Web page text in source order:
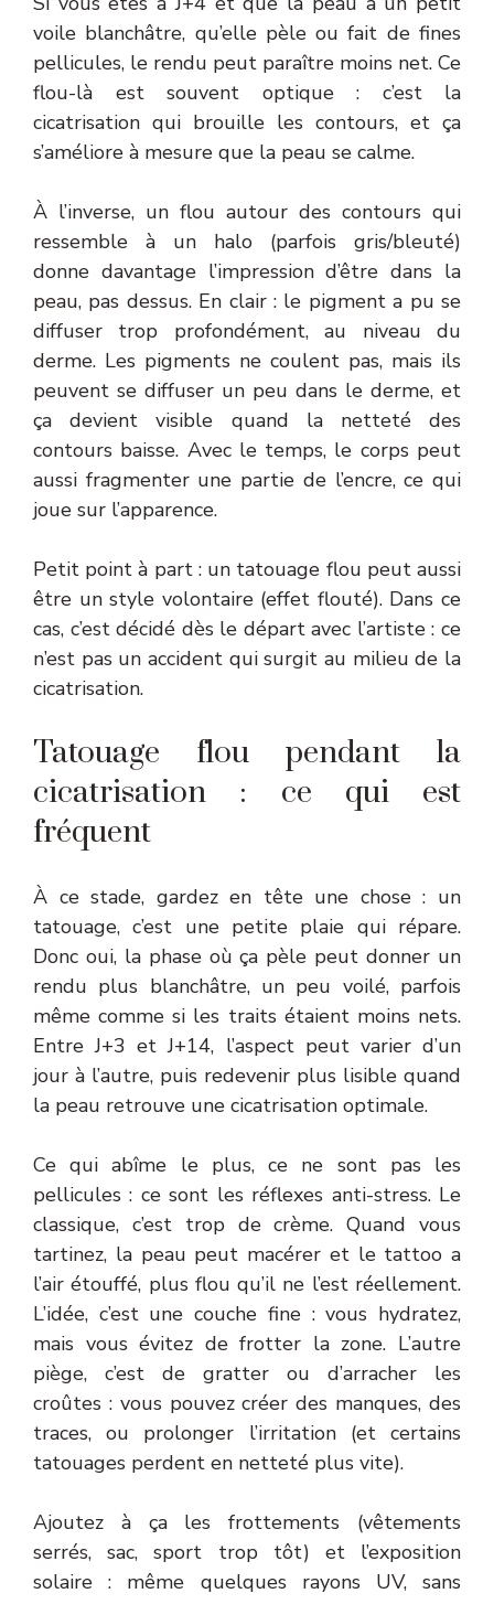
voile blanchâtre, qu’elle pèle ou fait de fines
pellicules, le rendu peut paraître moins net. Ce
flou-là est souvent optique : c’est la
cicatrisation qui brouille les contours, et ça
s’améliore à mesure que la peau se calme.
À l’inverse, un flou autour des contours qui
ressemble à un halo (parfois gris/bleuté)
donne davantage l’impression d’être dans la
peau, pas dessus. En clair : le pigment a pu se
diffuser trop profondément, au niveau du
derme. Les pigments ne coulent pas, mais ils
peuvent se diffuser un peu dans le derme, et
ça devient visible quand la netteté des
contours baisse. Avec le temps, le corps peut
aussi fragmenter une partie de l’encre, ce qui
joue sur l’apparence.
Petit point à part : un tatouage flou peut aussi
être un style volontaire (effet flouté). Dans ce
cas, c’est décidé dès le départ avec l’artiste : ce
n’est pas un accident qui surgit au milieu de la
cicatrisation.
Tatouage flou pendant la
cicatrisation : ce qui est
fréquent
À ce stade, gardez en tête une chose : un
tatouage, c’est une petite plaie qui répare.
Donc oui, la phase où ça pèle peut donner un
rendu plus blanchâtre, un peu voilé, parfois
même comme si les traits étaient moins nets.
Entre J+3 et J+14, l’aspect peut varier d’un
jour à l’autre, puis redevenir plus lisible quand
la peau retrouve une cicatrisation optimale.
Ce qui abîme le plus, ce ne sont pas les
pellicules : ce sont les réflexes anti-stress. Le
classique, c’est trop de crème. Quand vous
tartinez, la peau peut macérer et le tattoo a
l’air étouffé, plus flou qu’il ne l’est réellement.
L’idée, c’est une couche fine : vous hydratez,
mais vous évitez de frotter la zone. L’autre
piège, c’est de gratter ou d’arracher les
croûtes : vous pouvez créer des manques, des
traces, ou prolonger l’irritation (et certains
tatouages perdent en netteté plus vite).
Ajoutez à ça les frottements (vêtements
serrés, sac, sport trop tôt) et l’exposition
solaire : même quelques rayons UV, sans